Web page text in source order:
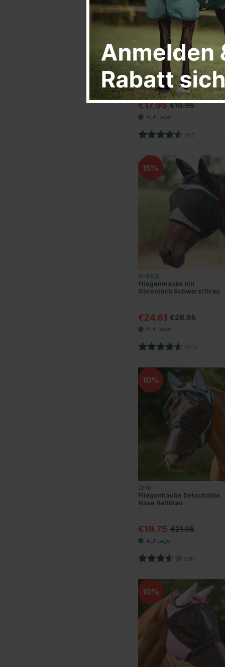
QHP
Fliegenhaube Super Bug
Grau
€17.96 €19.95
Bewertung: (87)
15
SHIRES
Fliegenmaske mit
Ohrenloch Schwarz/Grau
€24.61 €28.95
Bewertung: (24)
10
QHP
Fliegenhaube Detachable
Nose Hellblau
€19.75 €21.95
Bewertung: (21)
10